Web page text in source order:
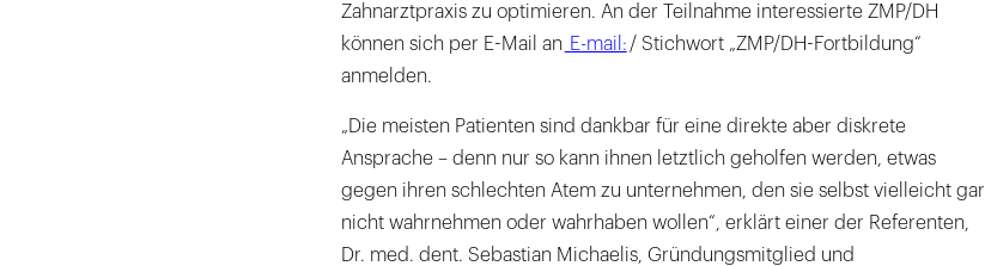
Zahnarztpraxis zu optimieren. An der Teilnahme interessierte ZMP/DH
können sich per E-Mail an E-mail: / Stichwort „ZMP/DH-Fortbildung“
anmelden.
„Die meisten Patienten sind dankbar für eine direkte aber diskrete
Ansprache – denn nur so kann ihnen letztlich geholfen werden, etwas
gegen ihren schlechten Atem zu unternehmen, den sie selbst vielleicht gar
nicht wahrnehmen oder wahrhaben wollen“, erklärt einer der Referenten,
Dr. med. dent. Sebastian Michaelis, Gründungsmitglied und